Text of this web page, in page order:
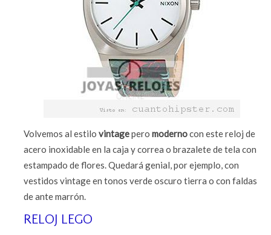
Volvemos al estilovintageperomodernocon este reloj de
acero inoxidable en la caja y correa o brazalete de tela con
estampado de flores. Quedará genial, por ejemplo, con
vestidos vintage en tonos verde oscuro tierra o con faldas
de ante marrón.
RELOJ LEGO